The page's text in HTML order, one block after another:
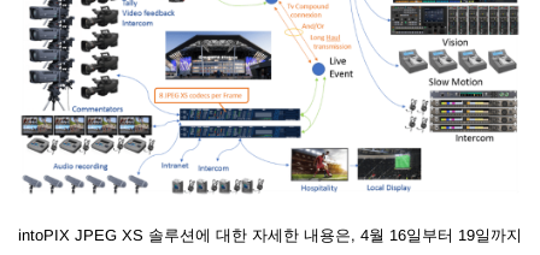
intoPIX JPEG XS 솔루션에 대한 자세한 내용은, 4월 16일부터 19일까지